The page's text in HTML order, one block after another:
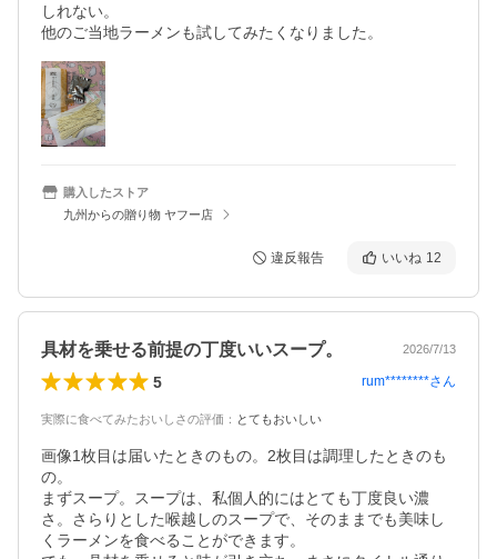
しれない。
他のご当地ラーメンも試してみたくなりました。
購入したストア
九州からの贈り物 ヤフー店
違反報告 いいね 12
具材を乗せる前提の丁度いいスープ。 2026/7/13
5 rum********さん
実際に食べてみたおいしさの評価 ： とてもおいしい
画像1枚目は届いたときのもの。2枚目は調理したときのも
の。
まずスープ。スープは、私個人的にはとても丁度良い濃
さ。さらりとした喉越しのスープで、そのままでも美味し
くラーメンを食べることができます。